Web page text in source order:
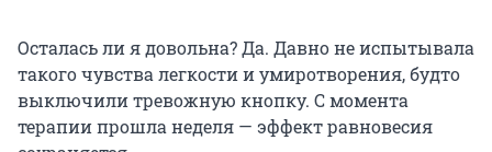
Осталась ли я довольна? Да. Давно не испытывала
такого чувства легкости и умиротворения, будто
выключили тревожную кнопку. С момента
терапии прошла неделя — эффект равновесия